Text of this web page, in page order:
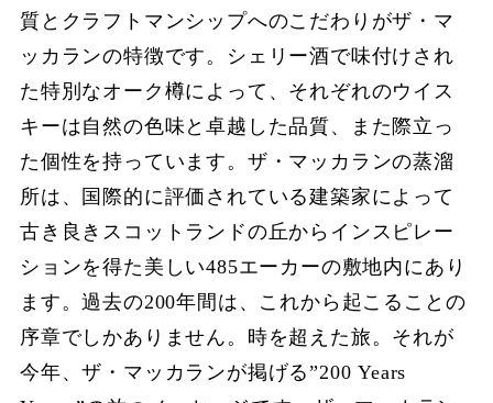
質とクラフトマンシップへのこだわりがザ・マ
ッカランの特徴です。シェリー酒で味付けされ
た特別なオーク樽によって、それぞれのウイス
キーは自然の色味と卓越した品質、また際立っ
た個性を持っています。ザ・マッカランの蒸溜
所は、国際的に評価されている建築家によって
古き良きスコットランドの丘からインスピレー
ションを得た美しい485エーカーの敷地内にあり
ます。過去の200年間は、これから起こることの
序章でしかありません。時を超えた旅。それが
今年、ザ・マッカランが掲げる”200 Years